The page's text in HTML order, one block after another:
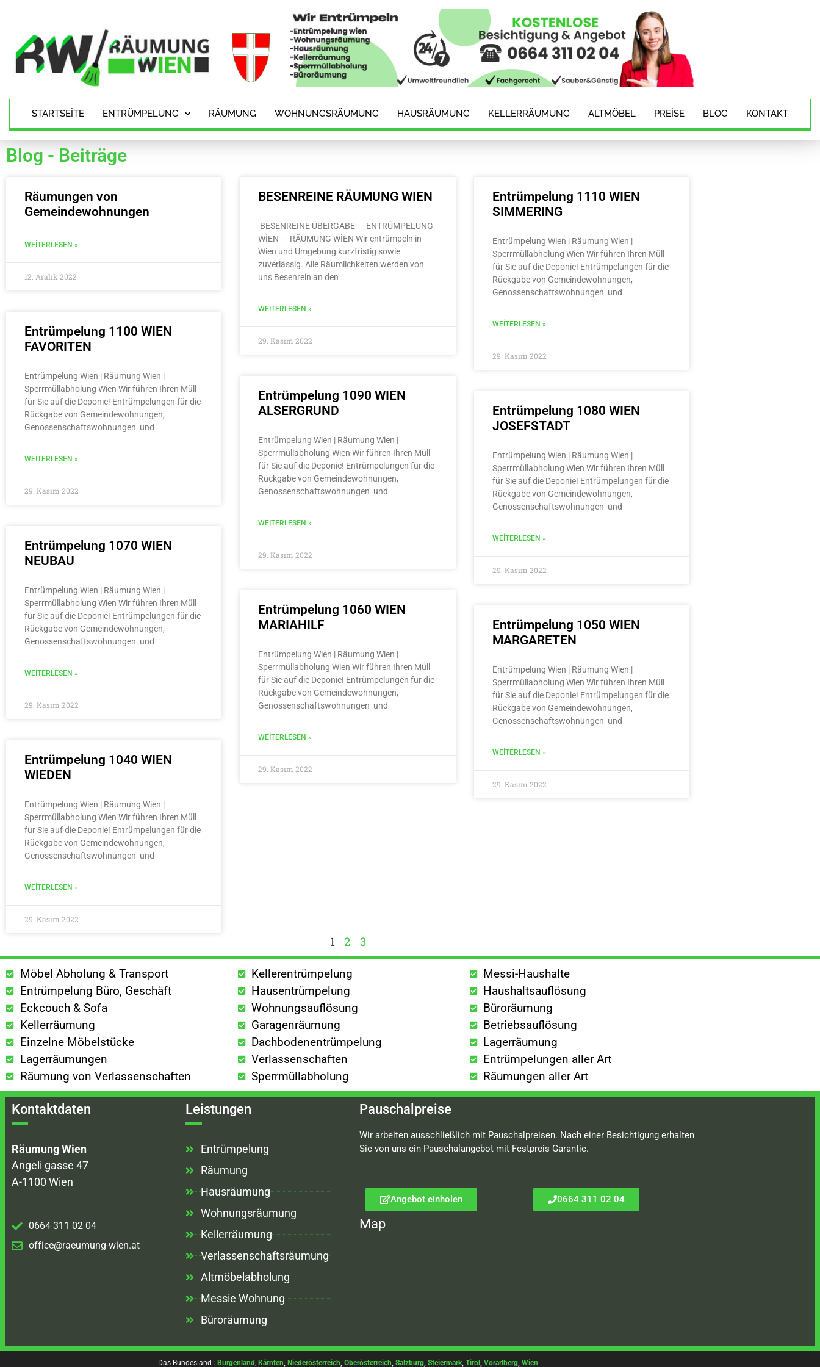
STARTSEITE ENTRÜMPELUNG RÄUMUNG WOHNUNGSRÄUMUNG HAUSRÄUMUNG KELLERRÄUMUNG ALTMÖBEL PREISE BLOG KONTAKT
Blog - Beiträge
Räumungen von
Gemeindewohnungen
WEITERLESEN »
12. Aralık 2022
BESENREINE RÄUMUNG WIEN
BESENREINE ÜBERGABE – ENTRÜMPELUNG
WİEN – RÄUMUNG WİEN Wir entrümpeln in
Wien und Umgebung kurzfristig sowie
zuverlässig. Alle Räumlichkeiten werden von
uns Besenrein an den
WEITERLESEN »
29. Kasım 2022
Entrümpelung 1110 WIEN
SIMMERING
Entrümpelung Wien | Räumung Wien |
Sperrmüllabholung Wien Wir führen Ihren Müll
für Sie auf die Deponie! Entrümpelungen für die
Rückgabe von Gemeindewohnungen,
Genossenschaftswohnungen und
WEITERLESEN »
29. Kasım 2022
Entrümpelung 1100 WIEN
FAVORITEN
Entrümpelung Wien | Räumung Wien |
Sperrmüllabholung Wien Wir führen Ihren Müll
für Sie auf die Deponie! Entrümpelungen für die
Rückgabe von Gemeindewohnungen,
Genossenschaftswohnungen und
WEITERLESEN »
29. Kasım 2022
Entrümpelung 1090 WIEN
ALSERGRUND
Entrümpelung Wien | Räumung Wien |
Sperrmüllabholung Wien Wir führen Ihren Müll
für Sie auf die Deponie! Entrümpelungen für die
Rückgabe von Gemeindewohnungen,
Genossenschaftswohnungen und
WEITERLESEN »
29. Kasım 2022
Entrümpelung 1080 WIEN
JOSEFSTADT
Entrümpelung Wien | Räumung Wien |
Sperrmüllabholung Wien Wir führen Ihren Müll
für Sie auf die Deponie! Entrümpelungen für die
Rückgabe von Gemeindewohnungen,
Genossenschaftswohnungen und
WEITERLESEN »
29. Kasım 2022
Entrümpelung 1070 WIEN
NEUBAU
Entrümpelung Wien | Räumung Wien |
Sperrmüllabholung Wien Wir führen Ihren Müll
für Sie auf die Deponie! Entrümpelungen für die
Rückgabe von Gemeindewohnungen,
Genossenschaftswohnungen und
WEITERLESEN »
29. Kasım 2022
Entrümpelung 1060 WIEN
MARIAHILF
Entrümpelung Wien | Räumung Wien |
Sperrmüllabholung Wien Wir führen Ihren Müll
für Sie auf die Deponie! Entrümpelungen für die
Rückgabe von Gemeindewohnungen,
Genossenschaftswohnungen und
WEITERLESEN »
29. Kasım 2022
Entrümpelung 1050 WIEN
MARGARETEN
Entrümpelung Wien | Räumung Wien |
Sperrmüllabholung Wien Wir führen Ihren Müll
für Sie auf die Deponie! Entrümpelungen für die
Rückgabe von Gemeindewohnungen,
Genossenschaftswohnungen und
WEITERLESEN »
29. Kasım 2022
Entrümpelung 1040 WIEN
WIEDEN
Entrümpelung Wien | Räumung Wien |
Sperrmüllabholung Wien Wir führen Ihren Müll
für Sie auf die Deponie! Entrümpelungen für die
Rückgabe von Gemeindewohnungen,
Genossenschaftswohnungen und
WEITERLESEN »
29. Kasım 2022
1 2 3
Möbel Abholung & Transport
Entrümpelung Büro, Geschäft
Eckcouch & Sofa
Kellerräumung
Einzelne Möbelstücke
Lagerräumungen
Räumung von Verlassenschaften
Kellerentrümpelung
Hausentrümpelung
Wohnungsauflösung
Garagenräumung
Dachbodenentrümpelung
Verlassenschaften
Sperrmüllabholung
Messi-Haushalte
Haushaltsauflösung
Büroräumung
Betriebsauflösung
Lagerräumung
Entrümpelungen aller Art
Räumungen aller Art
Kontaktdaten
Räumung Wien
Angeli gasse 47
A-1100 Wien
0664 311 02 04
office@raeumung-wien.at
Leistungen
Entrümpelung
Räumung
Hausräumung
Wohnungsräumung
Kellerräumung
Verlassenschaftsräumung
Altmöbelabholung
Messie Wohnung
Büroräumung
Pauschalpreise
Wir arbeiten ausschließlich mit Pauschalpreisen. Nach einer Besichtigung erhalten
Sie von uns ein Pauschalangebot mit Festpreis Garantie.
Angebot einholen 0664 311 02 04
Map
Das Bundesland : Burgenland Kärnten Niederösterreich Oberösterreich Salzburg, Steiermark, Tirol, Vorarlberg, Wien